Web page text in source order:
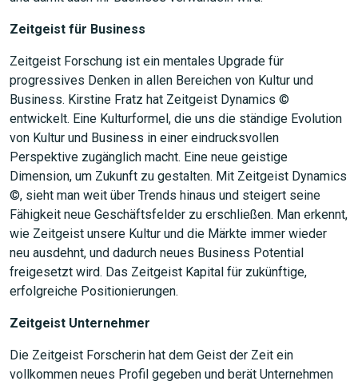
Zeitgeist für Business
Zeitgeist Forschung ist ein mentales Upgrade für
progressives Denken in allen Bereichen von Kultur und
Business. Kirstine Fratz hat Zeitgeist Dynamics ©
entwickelt. Eine Kulturformel, die uns die ständige Evolution
von Kultur und Business in einer eindrucksvollen
Perspektive zugänglich macht. Eine neue geistige
Dimension, um Zukunft zu gestalten. Mit Zeitgeist Dynamics
©, sieht man weit über Trends hinaus und steigert seine
Fähigkeit neue Geschäftsfelder zu erschließen. Man erkennt,
wie Zeitgeist unsere Kultur und die Märkte immer wieder
neu ausdehnt, und dadurch neues Business Potential
freigesetzt wird. Das Zeitgeist Kapital für zukünftige,
erfolgreiche Positionierungen.
Zeitgeist Unternehmer
Die Zeitgeist Forscherin hat dem Geist der Zeit ein
vollkommen neues Profil gegeben und berät Unternehmen